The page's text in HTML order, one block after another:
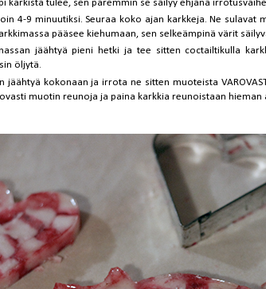
karkista tulee, sen paremmin se säilyy ehjänä
4-9 minuutiksi. Seuraa koko ajan karkkeja. Ne sulavat
pääsee kiehumaan, sen selkeämpinä värit
jäähtyä pieni hetki ja tee sitten coctailtikulla
öljytä.
jäähtyä kokonaan ja irrota ne sitten muoteista
muotin reunoja ja paina karkkia reunoistaan hieman